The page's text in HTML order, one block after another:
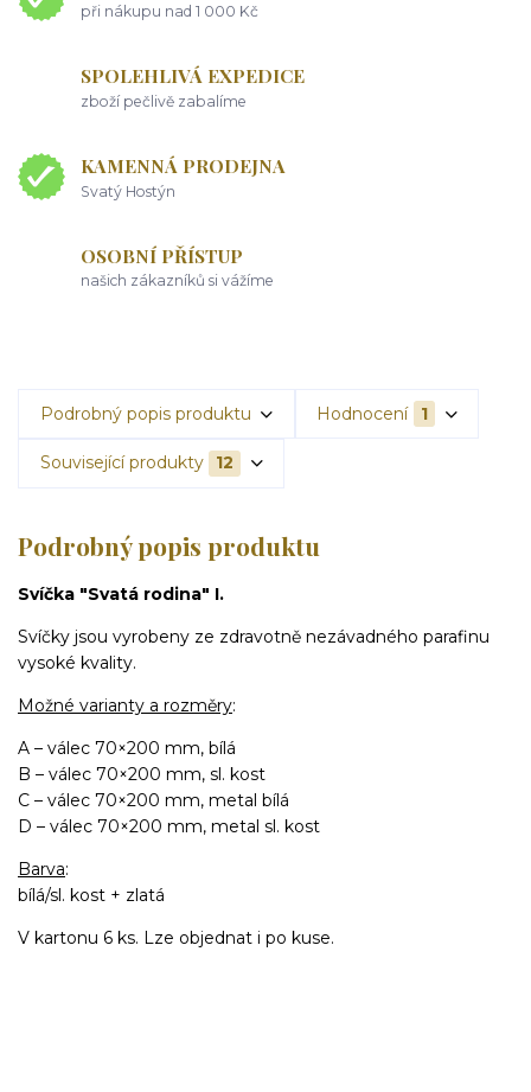
při nákupu nad 1 000 Kč
SPOLEHLIVÁ EXPEDICE
zboží pečlivě zabalíme
KAMENNÁ PRODEJNA
Svatý Hostýn
OSOBNÍ PŘÍSTUP
našich zákazníků si vážíme
Podrobný popis produktu Hodnocení 1
Související produkty 12
Podrobný popis produktu
Svíčka "Svatá rodina" I.
Svíčky jsou vyrobeny ze zdravotně nezávadného parafinu
vysoké kvality.
Možné varianty a rozměry:
A – válec 70×200 mm, bílá
B – válec 70×200 mm, sl. kost
C – válec 70×200 mm, metal bílá
D – válec 70×200 mm, metal sl. kost
Barva:
bílá/sl. kost + zlatá
V kartonu 6 ks. Lze objednat i po kuse.